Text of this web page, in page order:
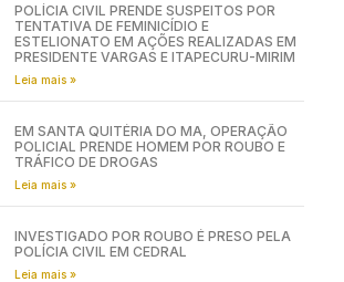
POLÍCIA CIVIL PRENDE SUSPEITOS POR
TENTATIVA DE FEMINICÍDIO E
ESTELIONATO EM AÇÕES REALIZADAS EM
PRESIDENTE VARGAS E ITAPECURU-MIRIM
Leia mais »
EM SANTA QUITÉRIA DO MA, OPERAÇÃO
POLICIAL PRENDE HOMEM POR ROUBO E
TRÁFICO DE DROGAS
Leia mais »
INVESTIGADO POR ROUBO É PRESO PELA
POLÍCIA CIVIL EM CEDRAL
Leia mais »